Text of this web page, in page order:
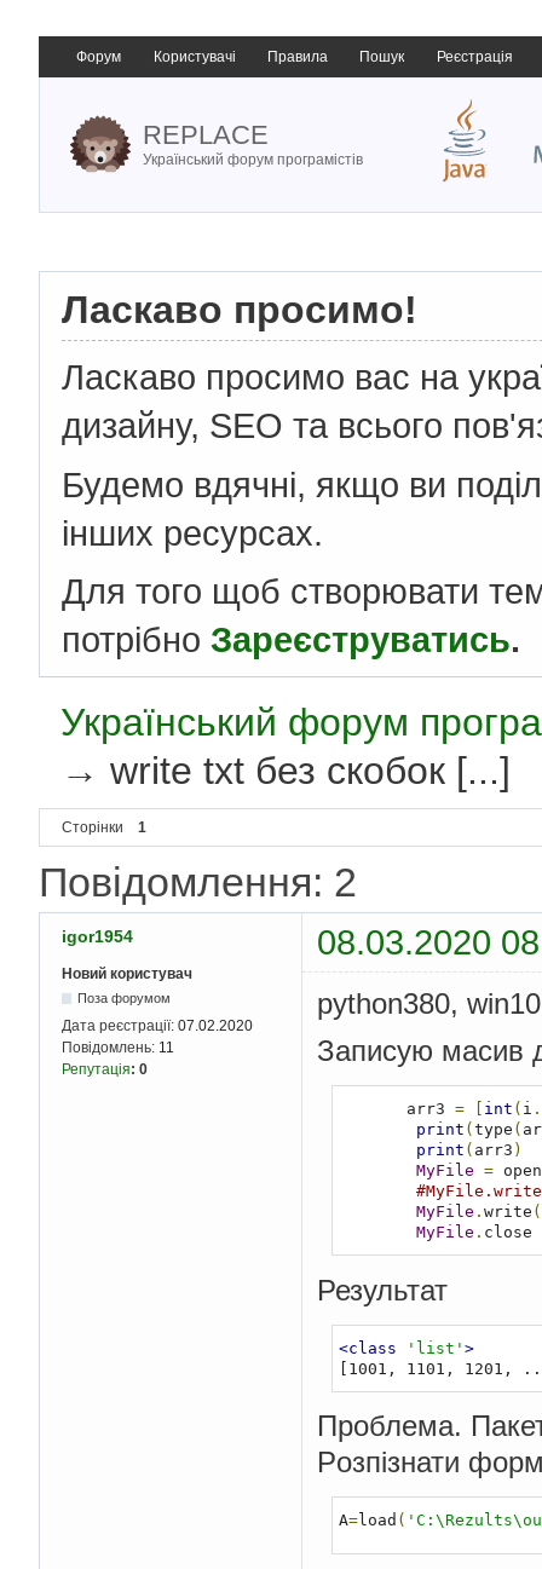
Форум Користувачі Правила Пошук Реєстрація
REPLACE
Український форум програмістів
Ласкаво просимо!
Ласкаво просимо вас на
дизайну, SEO та всього
Будемо вдячні, якщо ви
інших ресурсах.
Для того щоб створювати
потрібно Зареєструватись.
Український форум
→write txt без скобок [...]
Сторінки 1
Повідомлення: 2
igor1954 08.03.2020
Новий користувач
Поза форумом
Дата реєстрації: 07.02.2020
Повідомлень: 11
Репутація: 0
python380,
Записую масив
       arr3
= int ( i .
print ( type (
print ( arr3 )
MyFile = open
MyFile . write (
MyFile . close
Результат
<class 'list' >
[1001, 1101, 1201,
Проблема.
Pозпізнати
A=load (